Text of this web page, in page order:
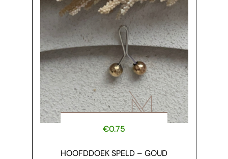
HOOFDDOEK SPELD – GOUD
€0.75